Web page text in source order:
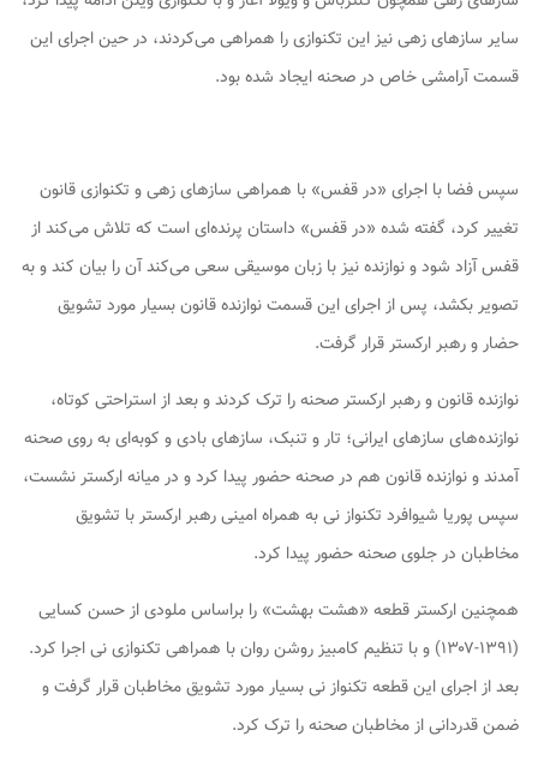
سایر سازهای زهی نیز این تکنوازی را همراهی می‌کردند، در حین اجرای این
قسمت آرامشی خاص در صحنه ایجاد شده بود.
سپس فضا با اجرای «در قفس» با همراهی سازهای زهی و تکنوازی قانون
تغییر کرد، گفته شده «در قفس» داستان پرنده‌ای است که تلاش می‌کند از
قفس آزاد شود و نوازنده نیز با زبان موسیقی سعی می‌کند آن را بیان کند و به
تصویر بکشد، پس از اجرای این قسمت نوازنده قانون بسیار مورد تشویق
حضار و رهبر ارکستر قرار گرفت.
نوازنده قانون و رهبر ارکستر صحنه را ترک کردند و بعد از استراحتی کوتاه،
نوازنده‌های‌ سازهای ایرانی؛ تار و تنبک، سازهای بادی و کوبه‌ای به روی صحنه
آمدند و نوازنده قانون هم در صحنه حضور پیدا کرد و در میانه ارکستر نشست،
سپس پوریا شیوافرد تکنواز نی به همراه امینی رهبر ارکستر با تشویق
مخاطبان در جلوی صحنه حضور پیدا کرد.
همچنین ارکستر قطعه «هشت بهشت» را براساس ملودی از حسن کسایی
(۱۳۹۱-۱۳۰۷) و با تنظیم کامبیز روشن روان با همراهی تکنوازی نی اجرا کرد.
بعد از اجرای این قطعه تکنواز نی بسیار مورد تشویق مخاطبان قرار گرفت و
ضمن قدردانی از مخاطبان صحنه را ترک کرد.